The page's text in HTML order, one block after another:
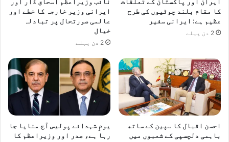
کا مقام بلند چوٹیوں کی طرح
عظیم ہے: ایرانی سفیر
2 دن پہلے
ایرانی وزیر خارجہ کا خطے اور
عالمی صورتحال پر تبادلہ
خیال
2 دن پہلے
احسن اقبال کا سپین کے ساتھ
باہمی دلچسپی کے شعبوں میں
یومِ شہدائے پولیس آج منایا جا
رہا ہے، صدر اور وزیراعظم کا